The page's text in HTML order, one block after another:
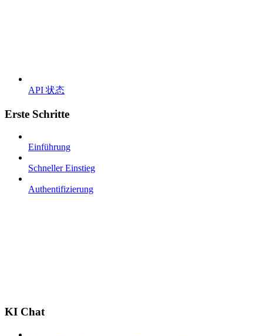
API 状态
Erste Schritte
Einführung
Schneller Einstieg
Authentifizierung
KI Chat